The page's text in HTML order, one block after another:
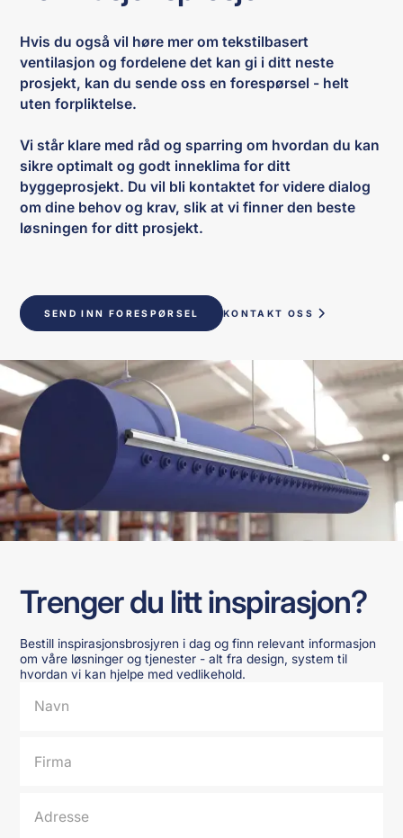
Hvis du også vil høre mer om tekstilbasert
ventilasjon og fordelene det kan gi i ditt neste
prosjekt, kan du sende oss en forespørsel - helt
uten forpliktelse.
Vi står klare med råd og sparring om hvordan du kan
sikre optimalt og godt inneklima for ditt
byggeprosjekt. Du vil bli kontaktet for videre dialog
om dine behov og krav, slik at vi finner den beste
løsningen for ditt prosjekt.
SEND INN FORESPØRSEL KONTAKT OSS
Trenger du litt inspirasjon?
Bestill inspirasjonsbrosjyren i dag og finn relevant informasjon
om våre løsninger og tjenester - alt fra design, system til
hvordan vi kan hjelpe med vedlikehold.